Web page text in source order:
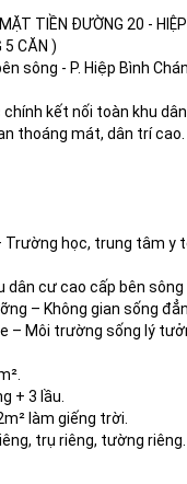
TIỀN ĐƯỜNG 20 -
5 CĂN )
sông - P. Hiệp Bình
kết nối toàn khu
thoáng mát, dân trí cao.
học, trung tâm y
cư cao cấp bên sông
– Không gian sống
– Môi trường sống lý
+ 3 lầu.
làm giếng trời.
trụ riêng, tường riêng.